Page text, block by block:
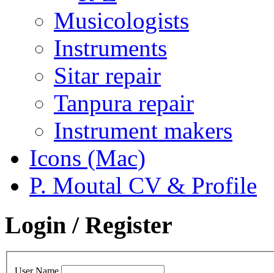
Musicologists
Instruments
Sitar repair
Tanpura repair
Instrument makers
Icons (Mac)
P. Moutal CV & Profile
Login / Register